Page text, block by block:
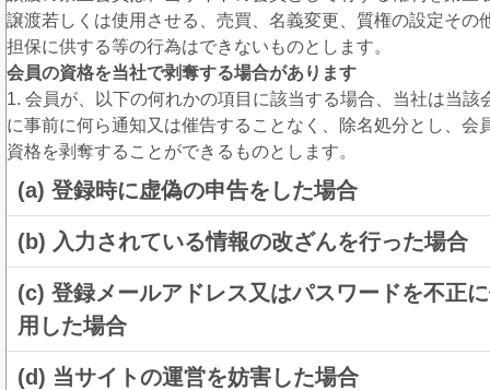
譲渡若しくは使用させる、売買、名義変更、質権の設定その
担保に供する等の行為はできないものとします。
会員の資格を当社で剥奪する場合があります
1. 会員が、以下の何れかの項目に該当する場合、当社は当該
に事前に何ら通知又は催告することなく、除名処分とし、会
資格を剥奪することができるものとします。
(a) 登録時に虚偽の申告をした場合
(b) 入力されている情報の改ざんを行った場合
(c) 登録メールアドレス又はパスワードを不正
用した場合
(d) 当サイトの運営を妨害した場合